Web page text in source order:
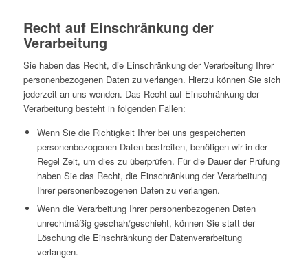
Recht auf Einschränkung der
Verarbeitung
Sie haben das Recht, die Einschränkung der Verarbeitung Ihrer
personenbezogenen Daten zu verlangen. Hierzu können Sie sich
jederzeit an uns wenden. Das Recht auf Einschränkung der
Verarbeitung besteht in folgenden Fällen:
Wenn Sie die Richtigkeit Ihrer bei uns gespeicherten
personenbezogenen Daten bestreiten, benötigen wir in der
Regel Zeit, um dies zu überprüfen. Für die Dauer der Prüfung
haben Sie das Recht, die Einschränkung der Verarbeitung
Ihrer personenbezogenen Daten zu verlangen.
Wenn die Verarbeitung Ihrer personenbezogenen Daten
unrechtmäßig geschah/geschieht, können Sie statt der
Löschung die Einschränkung der Datenverarbeitung
verlangen.